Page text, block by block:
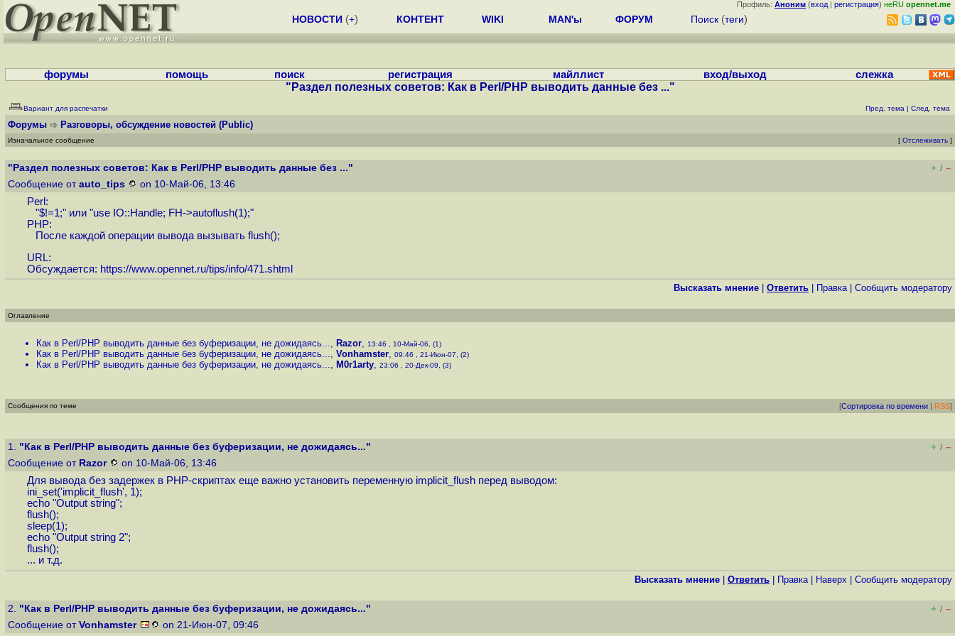
Профиль: Аноним (вход | регистрация) неRU opennet.me
НОВОСТИ (+) КОНТЕНТ WIKI MAN'ы ФОРУМ Поиск (теги)
форумы помощь поиск регистрация майллист вход/выход слежка
"Раздел полезных советов: Как в Perl/PHP выводить данные без ..."
Вариант для распечатки Пред. тема | След. тема
Форумы Разговоры, обсуждение новостей (Public)
Изначальное сообщение [ Отслеживать ]
"Раздел полезных советов: Как в Perl/PHP выводить данные без ..." + / –
Сообщение от auto_tips on 10-Май-06, 13:46
Perl:
"$!=1;" или "use IO::Handle; FH->autoflush(1);"
PHP:
После каждой операции вывода вызывать flush();
URL:
Обсуждается: https://www.opennet.ru/tips/info/471.shtml
Высказать мнение Ответить Правка| Cообщить модератору
Оглавление
Как в Perl/PHP выводить данные без буферизации, не дожидаясь..., Razor, 13:46 , 10-Май-06, (1)
Как в Perl/PHP выводить данные без буферизации, не дожидаясь..., Vonhamster, 09:46 , 21-Июн-07, (2)
Как в Perl/PHP выводить данные без буферизации, не дожидаясь..., M0r1arty, 23:06 , 20-Дек-09, (3)
Сообщения по теме [Сортировка по времени | RSS]
1. "Как в Perl/PHP выводить данные без буферизации, не дожидаясь..." + / –
Сообщение от Razor on 10-Май-06, 13:46
Для вывода без задержек в PHP-скриптах еще важно установить переменную implicit_flush перед выводом:
ini_set('implicit_flush', 1);
echo "Output string";
flush();
sleep(1);
echo "Output string 2";
flush();
... и т.д.
Высказать мнение Ответить Правка| Наверх Cообщить модератору
2. "Как в Perl/PHP выводить данные без буферизации, не дожидаясь..." + / –
Сообщение от Vonhamster on 21-Июн-07, 09:46